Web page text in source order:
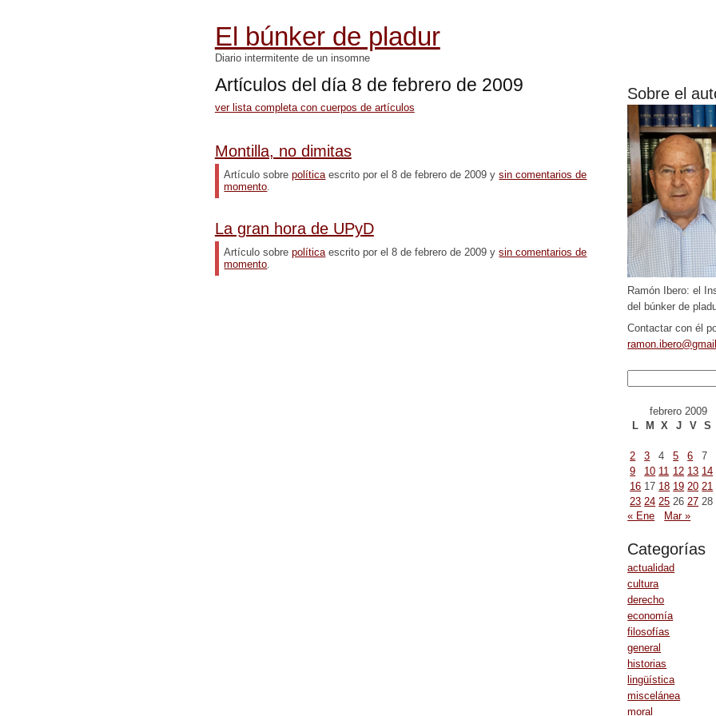
El búnker de pladur
Diario intermitente de un insomne
Sobre el
Ramón Ibero: el
del búnker de
Contactar con él
febrero 2009
L
M X J V S
2
3 4 5 6 7
9
10 11 12 13 14
16 17 18 19 20 21
23 24 25 26 27 28
« Ene
Mar »
Categorías
actualidad
cultura
derecho
economía
filosofías
general
historias
lingüística
miscelánea
moral
Artículos del día 8 de febrero de 2009
ver lista completa con cuerpos de artículos
Montilla, no dimitas
Artículo sobrepolíticaescrito por el 8 de febrero de 2009 ysin comentarios de
momento.
La gran hora de UPyD
Artículo sobrepolíticaescrito por el 8 de febrero de 2009 ysin comentarios de
momento.